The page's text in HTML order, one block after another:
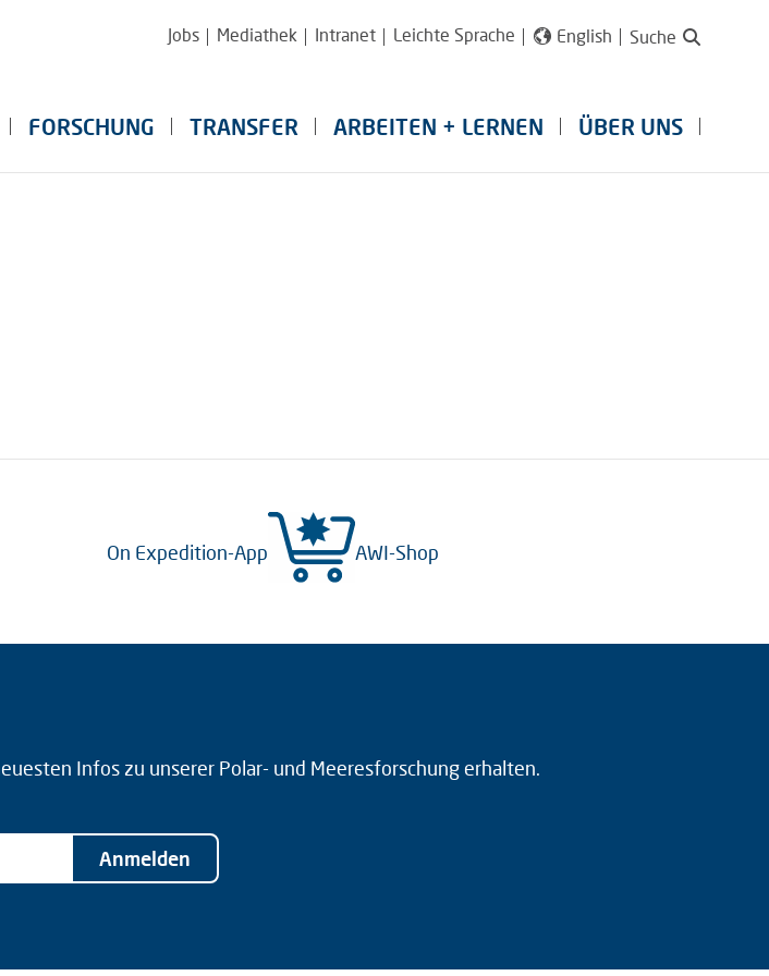
Jobs Mediathek Intranet Leichte Sprache English Suche
FORSCHUNG TRANSFER ARBEITEN + LERNEN ÜBER UNS
On Expedition-App AWI-Shop
Infos zu unserer Polar- und Meeresforschung erhalten.
Anmelden